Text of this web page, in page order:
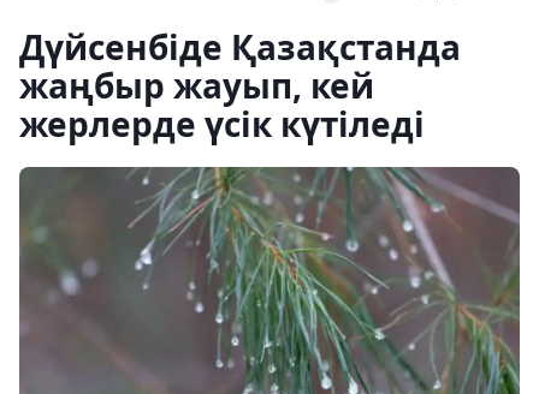
Дүйсенбіде Қазақстанда
жаңбыр жауып, кей
жерлерде үсік күтіледі